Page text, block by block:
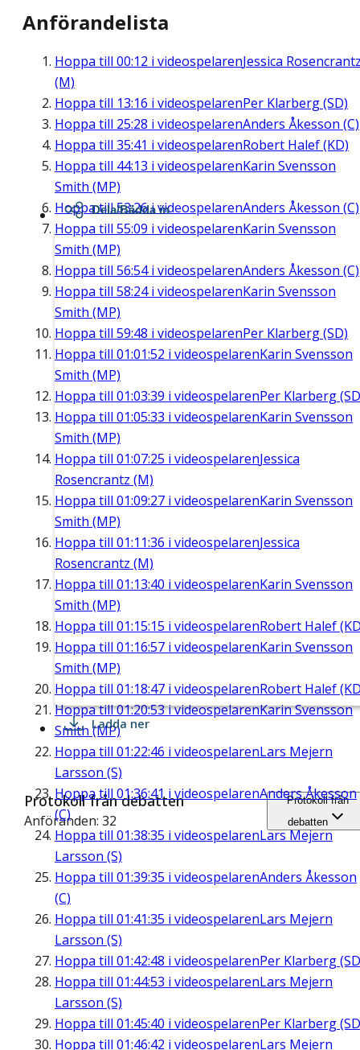
Anförandelista
Hoppa till 00:12 i videospelarenJessica
(M)
Hoppa till 13:16 i videospelarenPer Klarberg (SD)
Hoppa till 25:28 i videospelarenAnders Åkesson (C)
Hoppa till 35:41 i videospelarenRobert Halef (KD)
Hoppa till 44:13 i videospelarenKarin Svensson
Smith (MP)
Hoppa till53:26i videospelarenAnders Åkesson (C)
Hoppa till 55:09 i videospelarenKarin Svensson
Smith (MP)
Hoppa till 56:54i videospelarenAnders Åkesson (C)
Hoppa till 58:24i videospelarenKarin Svensson
Smith (MP)
Hoppa till 59:48 i videospelarenPer Klarberg (SD)
Hoppa till 01:01:52 i videospelarenKarin Svensson
Smith (MP)
Hoppa till 01:03:39 i videospelarenPer Klarberg
Hoppa till 01:05:33 i videospelarenKarin Svensson
Smith (MP)
Hoppa till 01:07:25 i videospelarenJessica
Rosencrantz (M)
Hoppa till 01:09:27 i videospelarenKarin Svensson
Smith (MP)
Hoppa till 01:11:36 i videospelarenJessica
Rosencrantz (M)
Hoppa till 01:13:40 i videospelarenKarin Svensson
Smith (MP)
Hoppa till 01:15:15 i videospelarenRobert Halef
Hoppa till 01:16:57 i videospelarenKarin Svensson
Smith (MP)
Hoppa till 01:18:47 i videospelarenRobert Halef
Hoppa till01:20:53i videospelarenKarin Svensson
Smith (MP)
Hoppa till 01:22:46 i videospelarenLars Mejern
Larsson (S)
Hoppa till 01:36:41 i videospelarenAnders Åkesson
(C)
Hoppa till 01:38:35 i videospelarenLars Mejern
Larsson (S)
Hoppa till 01:39:35 i videospelarenAnders Åkesson
(C)
Hoppa till 01:41:35 i videospelarenLars Mejern
Larsson (S)
Hoppa till 01:42:48 i videospelarenPer Klarberg
Hoppa till 01:44:53 i videospelarenLars Mejern
Larsson (S)
Hoppa till 01:45:40 i videospelarenPer Klarberg
Hoppa till 01:46:42 i videospelarenLars Mejern
Dela/Bädda in
Ladda ner
Protokoll från debatten
Anföranden: 32
Protokoll från
debatten